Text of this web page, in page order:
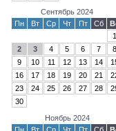
Сентябрь 2024
Пн
Вт Ср Чт Пт Сб
1
2
3 4 5 6 7
8
9
10 11 12 13 14
16
17 18 19 20 21
23
24 25 26 27 28
30
Ноябрь 2024